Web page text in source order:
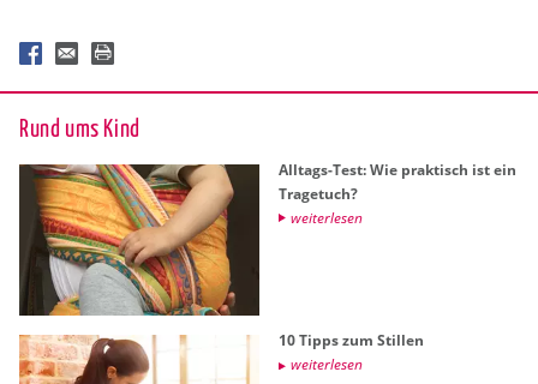
Rund ums Kind
All­tags-Test: Wie prak­tisch ist ein
Tra­ge­tuch?
wei­ter­le­sen
10 Tipps zum Stil­len
wei­ter­le­sen